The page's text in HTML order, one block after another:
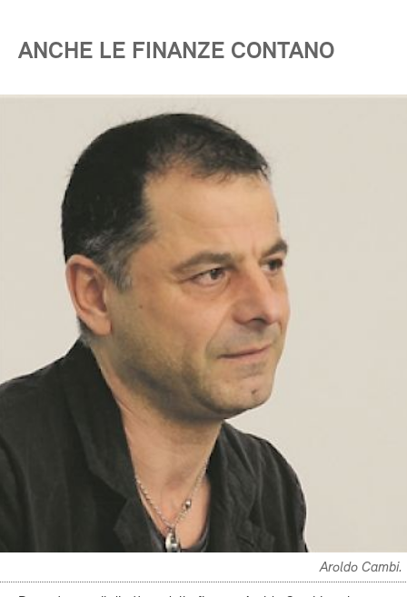
ANCHE LE FINANZE CONTANO
Aroldo Cambi.